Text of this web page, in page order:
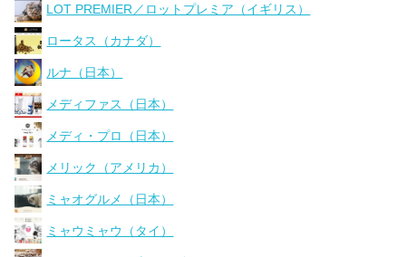
LOT PREMIER／ロットプレミア（イギリス）
ロータス（カナダ）
ルナ（日本）
メディファス（日本）
メディ・プロ（日本）
メリック（アメリカ）
ミャオグルメ（日本）
ミャウミャウ（タイ）